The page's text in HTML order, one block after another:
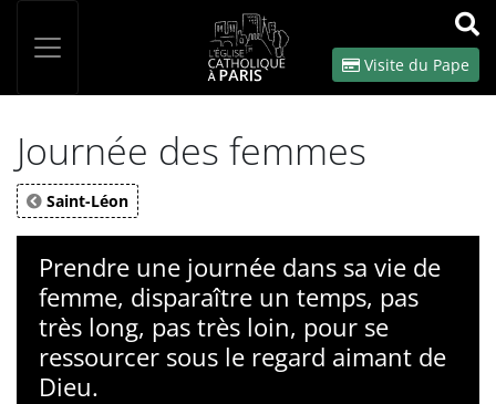
OK
Visite du Pape
Journée des femmes
Saint-Léon
Prendre une journée dans sa vie de
femme, disparaître un temps, pas
très long, pas très loin, pour se
ressourcer sous le regard aimant de
Dieu.
Panneau de gestion des cookies